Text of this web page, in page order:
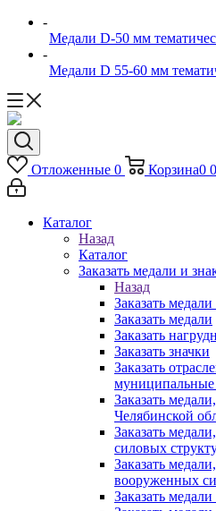
-
Медали D-50 мм
-
Медали D 55-60 мм
Отложенные 0 Корзина0 0
Каталог
Назад
Каталог
Заказать медали и
Назад
Заказать
Заказать медали
Заказать
Заказать значки
Заказать
муниципальные
Заказать
Челябинской
Заказать
силовых
Заказать
вооруженных
Заказать медали